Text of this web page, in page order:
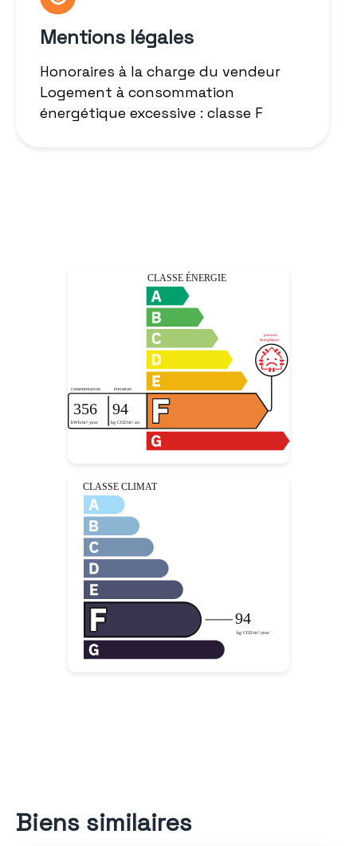
Mentions légales
Honoraires à la charge du vendeur
Logement à consommation
énergétique excessive : classe F
Biens similaires